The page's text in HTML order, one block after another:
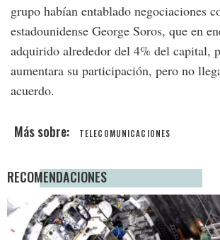
grupo habían entablado negociaciones
estadounidense George Soros, que en
adquirido alrededor del 4% del capital,
aumentara su participación, pero no
acuerdo.
TELECOMUNICACIONES
RECOMENDACIONES